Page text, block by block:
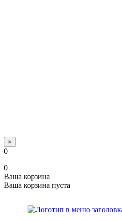
×
0
0
Ваша корзина
Ваша корзина пуста